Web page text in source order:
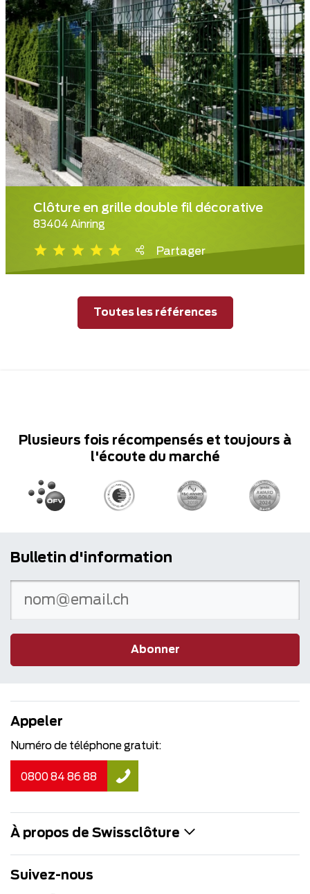
Clôture en grille double fil décorative
83404 Ainring
Partager
Toutes les références
Plusieurs fois récompensés et toujours à
l'écoute du marché
Bulletin d'information
Abonner
Appeler
Numéro de téléphone gratuit:
0800 84 86 88
À propos de Swissclôture
Suivez-nous